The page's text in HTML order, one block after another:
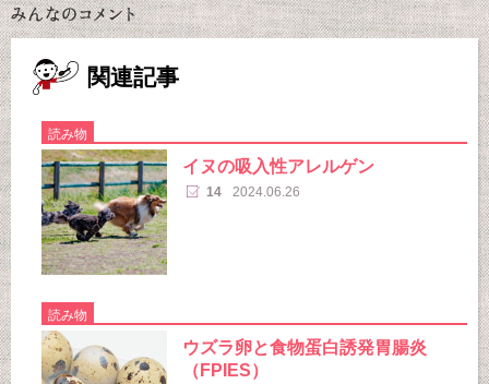
関連記事
読み物
イヌの吸入性アレルゲン
14 2024.06.26
読み物
ウズラ卵と食物蛋白誘発胃腸炎
（FPIES）